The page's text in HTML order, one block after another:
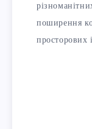
поширення
просторових